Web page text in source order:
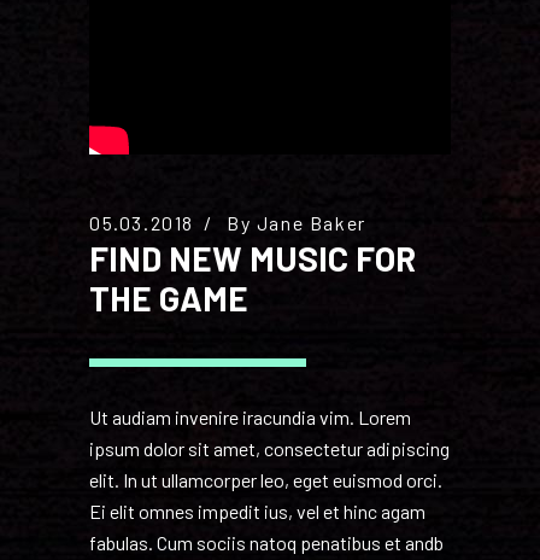
05.03.2018 By Jane Baker
FIND NEW MUSIC FOR
THE GAME
Ut audiam invenire iracundia vim. Lorem
ipsum dolor sit amet, consectetur adipiscing
elit. In ut ullamcorper leo, eget euismod orci.
Ei elit omnes impedit ius, vel et hinc agam
fabulas. Cum sociis natoq penatibus et andb